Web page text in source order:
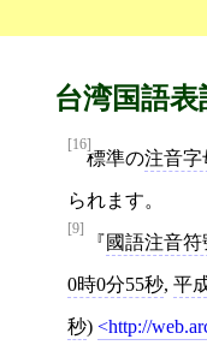
台湾国語表
[16]
標準の注音字
られます。
[9]
國語注音符
0時0分55秒, 平
秒) http://